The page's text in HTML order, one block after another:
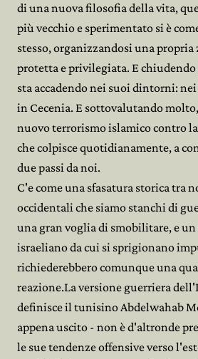
di una nuova filosofia della vita,
più vecchio e sperimentato si è
stesso, organizzandosi una propria
protetta e privilegiata. E
sta accadendo nei suoi dintorni:
in Cecenia. E sottovalutando
nuovo terrorismo islamico contro
che colpisce quotidianamente, a
due passi da noi.
C'e come una sfasatura storica tra
occidentali che siamo stanchi di
una gran voglia di smobilitare, e
israeliano da cui si sprigionano
richiederebbero comunque una
reazione.La versione guerriera
definisce il tunisino Abdelwahab
appena uscito - non è d'altronde
le sue tendenze offensive verso